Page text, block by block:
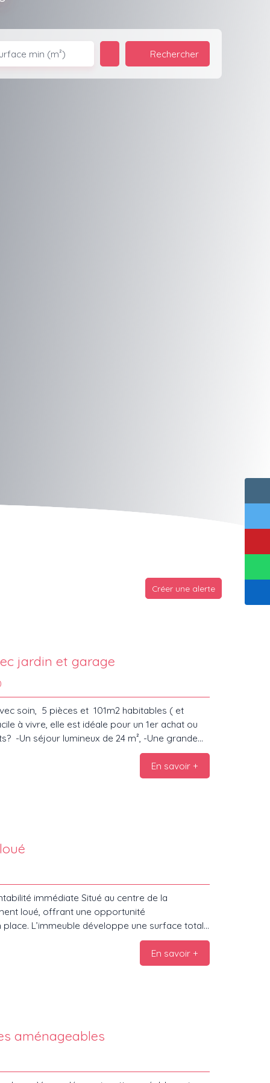
min (m²) Rechercher
Créer une alerte
jardin et garage
soin, 5 pièces et 101m2 habitables ( et
à vivre, elle est idéale pour un 1er achat ou
-Un séjour lumineux de 24 m², -Une grande
accès direct à un balcon, -Trois chambres, -
Une chaufferie équipée d’une chaudière à bois
-Un garage avec porte sectionnelle, pour 1
En savoir +
immédiate Situé au centre de la
loué, offrant une opportunité
L’immeuble développe une surface totale
trois appartements indépendants : Deux
Équipements Chauffage au gaz,Compteurs
nous.
En savoir +
avec combles aménageables